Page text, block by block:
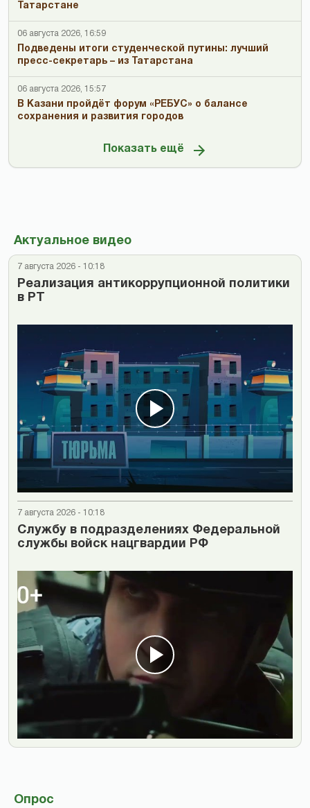
Татарстане
06 августа 2026, 16:59
Подведены итоги студенческой путины: лучший
пресс-секретарь – из Татарстана
06 августа 2026, 15:57
В Казани пройдёт форум «РЕБУС» о балансе
сохранения и развития городов
Показать ещё
Актуальное видео
7 августа 2026 - 10:18
Реализация антикоррупционной политики
в РТ
7 августа 2026 - 10:18
Cлужбу в подразделениях Федеральной
службы войск нацгвардии РФ
Опрос